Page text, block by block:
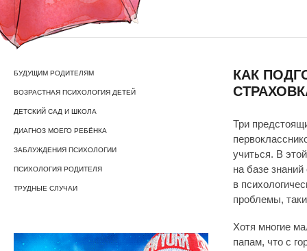
БУДУЩИМ РОДИТЕЛЯМ
ВОЗРАСТНАЯ ПСИХОЛОГИЯ ДЕТЕЙ
ДЕТСКИЙ САД И ШКОЛА
ДИАГНОЗ МОЕГО РЕБЁНКА
ЗАБЛУЖДЕНИЯ ПСИХОЛОГИИ
ПСИХОЛОГИЯ РОДИТЕЛЯ
ТРУДНЫЕ СЛУЧАИ
КАК
Три
учиться. В
на базе
в
проблемы,
Хотя многие
папам, что с